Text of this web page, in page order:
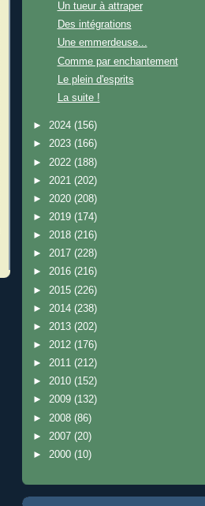
Un tueur à attraper
Des intégrations
Une emmerdeuse...
Comme par enchantement
Le plein d'esprits
La suite !
► 2024 (156)
► 2023 (166)
► 2022 (188)
► 2021 (202)
► 2020 (208)
► 2019 (174)
► 2018 (216)
► 2017 (228)
► 2016 (216)
► 2015 (226)
► 2014 (238)
► 2013 (202)
► 2012 (176)
► 2011 (212)
► 2010 (152)
► 2009 (132)
► 2008 (86)
► 2007 (20)
► 2000 (10)